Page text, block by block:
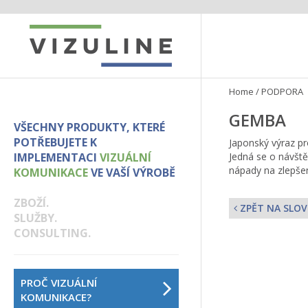
VŠECHNY PRODUKTY, KTERÉ
POTŘEBUJETE K
IMPLEMENTACI VIZUÁLNÍ
KOMUNIKACEVE VAŠÍ VÝROBĚ
ZBOŽÍ.
SLUŽBY.
CONSULTING.
PROČ VIZUÁLNÍ
KOMUNIKACE?
Home /PODPORA
GEMBA
Japonský výraz
Jedná se o
nápady na
ZPĚT NA